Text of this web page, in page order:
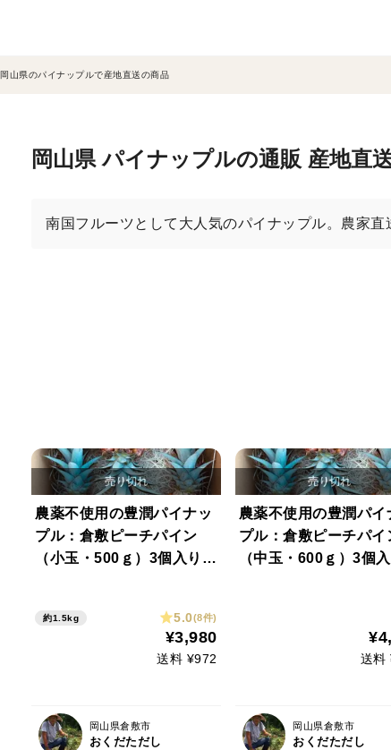
岡山県のパイナップルで産地直送の商品
岡山県 パイナップルの通販 産地直
南国フルーツとして大人気のパイナップル。農家直
農薬不使用の豊潤パイナッ
プル：倉敷ピーチパイン
（小玉・500ｇ）3個入り
約1.5kg 5.0(8件)
¥3,980
送料 ¥972
岡山県倉敷市
おくだただし
農薬不使用の豊潤パイ
プル：倉敷ピーチパイ
（中玉・600ｇ）3個
送料
岡山県倉敷市
おくだただし